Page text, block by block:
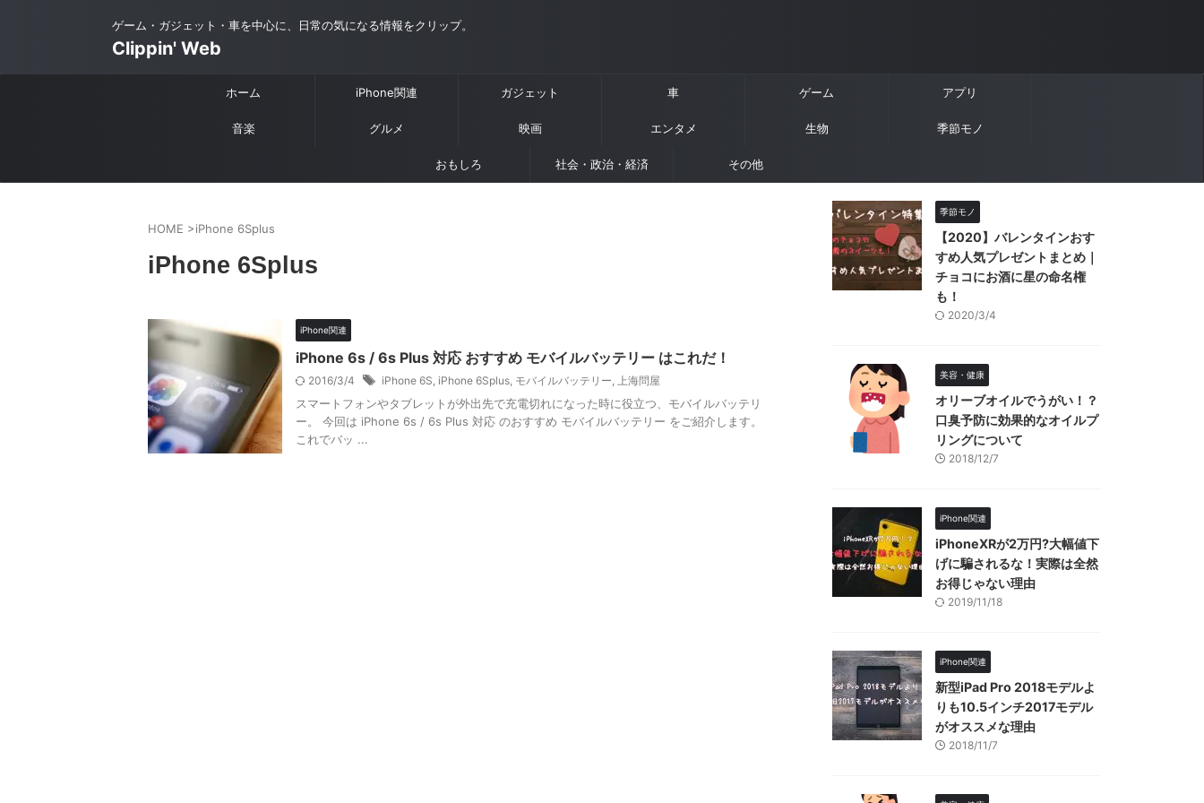
ゲーム・ガジェット・車を中心に、日常の気になる情報をクリップ。
Clippin' Web
ホーム iPhone関連 ガジェット 車 ゲーム アプリ
音楽 グルメ 映画 エンタメ 生物 季節モノ
おもしろ 社会・政治・経済 その他
HOME >iPhone 6Splus
iPhone 6Splus
iPhone関連
iPhone 6s / 6s Plus 対応 おすすめ モバイルバッテリー はこれだ！
2016/3/4 iPhone 6S, iPhone 6Splus, モバイルバッテリー, 上海問屋
スマートフォンやタブレットが外出先で充電切れになった時に役立つ、モバイルバッテリ
ー。 今回は iPhone 6s / 6s Plus 対応 のおすすめ モバイルバッテリー をご紹介します。
これでバッ ...
季節モノ
【2020】バレンタインおす
すめ人気プレゼントまとめ｜
チョコにお酒に星の命名権
も！
2020/3/4
美容・健康
オリーブオイルでうがい！？
口臭予防に効果的なオイルプ
リングについて
2018/12/7
iPhone関連
iPhoneXRが2万円?大幅値下
げに騙されるな！実際は全然
お得じゃない理由
2019/11/18
iPhone関連
新型iPad Pro 2018モデルよ
りも10.5インチ2017モデル
がオススメな理由
2018/11/7